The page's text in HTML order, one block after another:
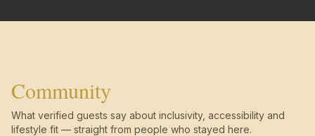
Community
What verified guests say about inclusivity, accessibility and
lifestyle fit — straight from people who stayed here.